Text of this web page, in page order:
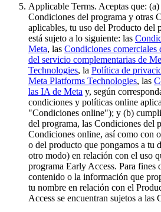
Applicable Terms. Aceptas que: (a)
Condiciones del programa y otras
aplicables, tu uso del Producto del
está sujeto a lo siguiente: las
Meta, las Condiciones comerciales
del servicio complementarias de
Technologies, la Política de
Meta Platforms Technologies, las
las IA de Meta y, según
condiciones y políticas online
"Condiciones online"); y (b)
del programa, las Condiciones del
Condiciones online, así como con
o del producto que pongamos a tu
otro modo) en relación con el uso
programa Early Access. Para fines
contenido o la información que
tu nombre en relación con el
Access se encuentran sujetos a las